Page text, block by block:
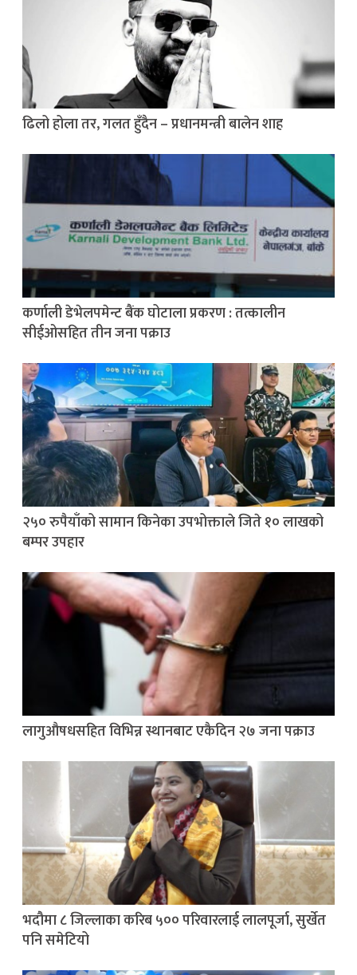
ढिलो होला तर, गलत हुँदैन – प्रधानमन्त्री बालेन शाह
कर्णाली डेभेलपमेन्ट बैंक घोटाला प्रकरण : तत्कालीन
सीईओसहित तीन जना पक्राउ
२५० रुपैयाँको सामान किनेका उपभोक्ताले जिते १० लाखको
बम्पर उपहार
लागुऔषधसहित विभिन्न स्थानबाट एकैदिन २७ जना पक्राउ
भदौमा ८ जिल्लाका करिब ५०० परिवारलाई लालपूर्जा, सुर्खेत
पनि समेटियो